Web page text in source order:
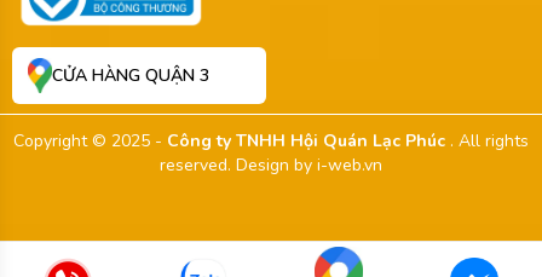
CỬA HÀNG QUẬN 3
Copyright © 2025 - Công ty TNHH Hội Quán Lạc Phúc . All rights
reserved. Design by i-web.vn